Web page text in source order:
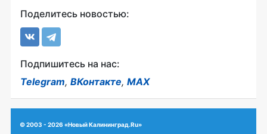
Поделитесь новостью:
Подпишитесь на нас:
Telegram, ВКонтакте, MAX
© 2003 - 2026 «Новый Калининград.Ru»